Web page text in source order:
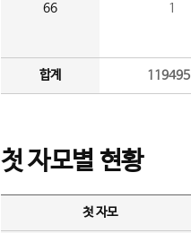
66 1
합계
첫 자모별 현황
첫 자모